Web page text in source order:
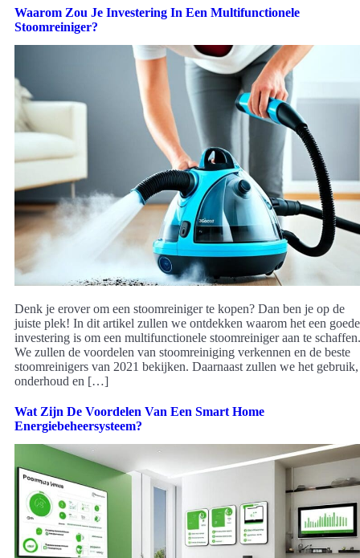
Waarom Zou Je Investering In Een Multifunctionele
Stoomreiniger?
Denk je erover om een stoomreiniger te kopen? Dan ben je op de
juiste plek! In dit artikel zullen we ontdekken waarom het een goede
investering is om een multifunctionele stoomreiniger aan te schaffen.
We zullen de voordelen van stoomreiniging verkennen en de beste
stoomreinigers van 2021 bekijken. Daarnaast zullen we het gebruik,
onderhoud en […]
Wat Zijn De Voordelen Van Een Smart Home
Energiebeheersysteem?